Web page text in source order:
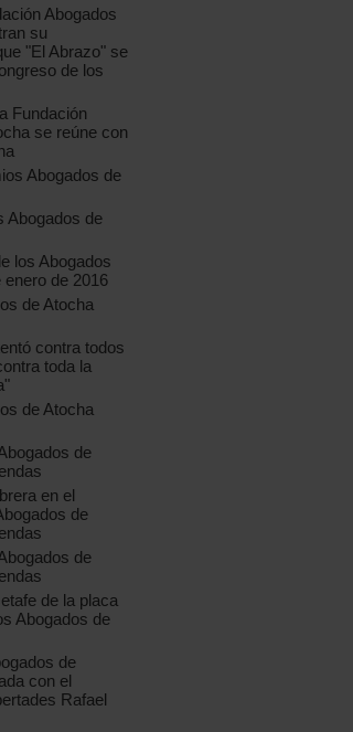
Abogados
su
"El Abrazo" se
de los
Fundación
se reúne con
Abogados de
Abogados de
los Abogados
enero de 2016
de Atocha
contra todos
toda la
de Atocha
de
en el
de
de
de la placa
Abogados de
de
con el
Rafael